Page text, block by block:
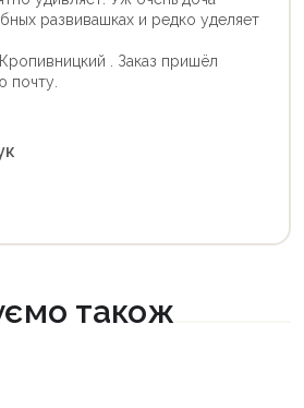
развивашках и редко уделяет
. Заказ пришёл
почту.
також